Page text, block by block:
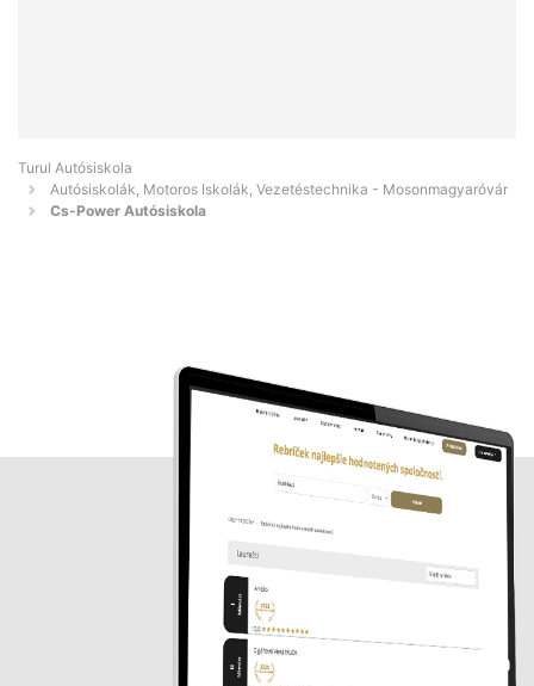
Turul Autósiskola
Autósiskolák, Motoros Iskolák, Vezetéstechnika - Mosonmagyaróvár
Cs-Power Autósiskola